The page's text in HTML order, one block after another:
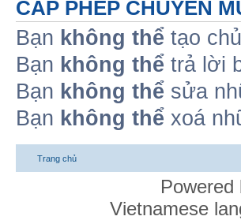
CẤP PHÉP CHUYÊN
Bạn không thể tạo
Bạn không thể trả lời
Bạn không thể sửa
Bạn không thể xoá
Trang chủ
Powered
Vietnamese